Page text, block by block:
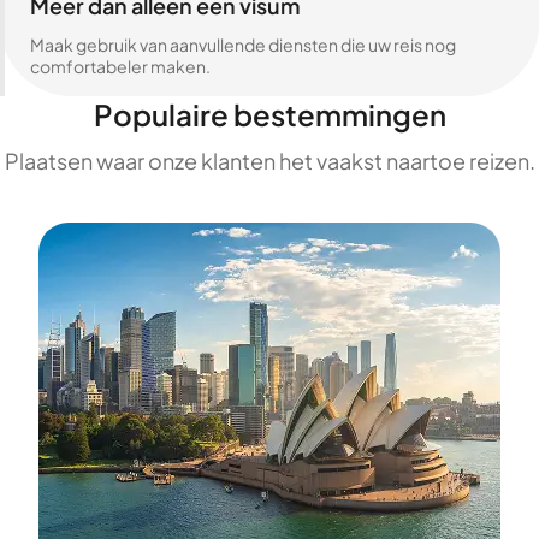
Meer dan alleen een visum
Maak gebruik van aanvullende diensten die uw reis nog
comfortabeler maken.
Populaire bestemmingen
Plaatsen waar onze klanten het vaakst naartoe reizen.